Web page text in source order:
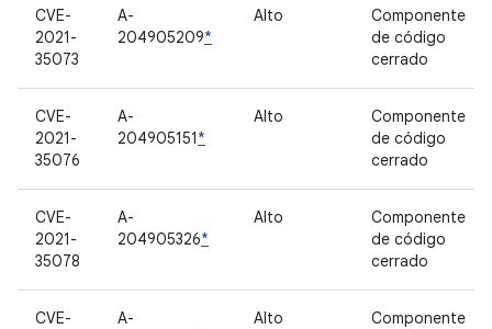
CVE-
2021-
35073
A-
204905209*
Alto
Componente
de código
cerrado
CVE-
2021-
35076
A-
204905151*
Alto
Componente
de código
cerrado
CVE-
2021-
35078
A-
204905326*
Alto
Componente
de código
cerrado
CVE-
A-
Alto
Componente